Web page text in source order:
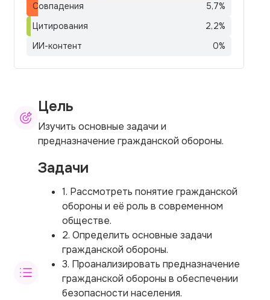
Совпадения
5,7%
Цитирования
2,2%
ИИ-контент
0%
Цель
Изучить основные задачи и
предназначение гражданской обороны.
Задачи
1. Рассмотреть понятие гражданской
обороны и её роль в современном
обществе.
2. Определить основные задачи
гражданской обороны.
3. Проанализировать предназначение
гражданской обороны в обеспечении
безопасности населения.